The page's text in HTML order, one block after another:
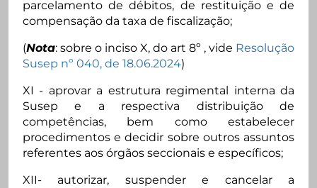
parcelamento de débitos, de restituição e de
compensação da taxa de fiscalização;
(Nota: sobre o inciso X, do art 8º , vide Resolução
Susep nº 040, de 18.06.2024)
XI - aprovar a estrutura regimental interna da
Susep e a respectiva distribuição de
competências, bem como estabelecer
procedimentos e decidir sobre outros assuntos
referentes aos órgãos seccionais e específicos;
XII- autorizar, suspender e cancelar a